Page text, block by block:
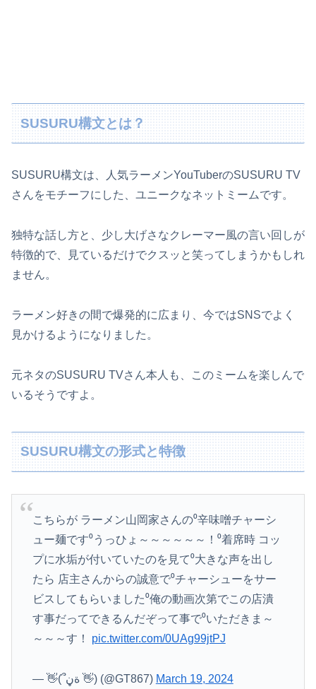
SUSURU構文とは？
SUSURU構文は、人気ラーメンYouTuberのSUSURU TV
さんをモチーフにした、ユニークなネットミームです。
独特な話し方と、少し大げさなクレーマー風の言い回しが
特徴的で、見ているだけでクスッと笑ってしまうかもしれ
ません。
ラーメン好きの間で爆発的に広まり、今ではSNSでよく
見かけるようになりました。
元ネタのSUSURU TVさん本人も、このミームを楽しんで
いるそうですよ。
SUSURU構文の形式と特徴
こちらが ラーメン山岡家さんの⁰辛味噌チャーシ
ュー麺です⁰うっひょ～～～～～～！⁰着席時 コッ
プに水垢が付いていたのを見て⁰大きな声を出し
たら 店主さんからの誠意で⁰チャーシューをサー
ビスしてもらいました⁰俺の動画次第でこの店潰
す事だってできるんだぞって事で⁰いただきま～
～～～す！ pic.twitter.com/0UAg99jtPJ
— 👋(՞ةڼ 👋) (@GT867) March 19, 2024